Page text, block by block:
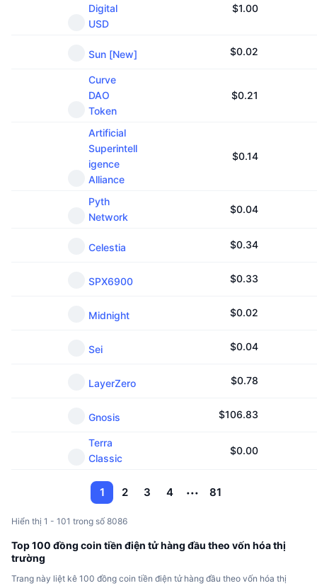
Digital
USD
$1.00
Sun [New] $0.02
Curve
DAO
Token
$0.21
Artificial
Superintell
igence
Alliance
$0.14
Pyth
Network
$0.04
Celestia $0.34
SPX6900 $0.33
Midnight $0.02
Sei $0.04
LayerZero $0.78
Gnosis $106.83
Terra
Classic
$0.00
1 2 3 4 81
Hiển thị 1 - 101 trong số 8086
Top 100 đồng coin tiền điện tử hàng đầu theo vốn hóa thị
trường
Trang này liệt kê 100 đồng coin tiền điện tử hàng đầu theo vốn hóa thị